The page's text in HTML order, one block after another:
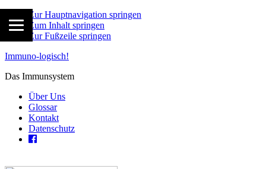
Zur Hauptnavigation springen
Zum Inhalt springen
Zur Fußzeile springen
Immuno-logisch!
Das Immunsystem
Über Uns
Glossar
Kontakt
Datenschutz